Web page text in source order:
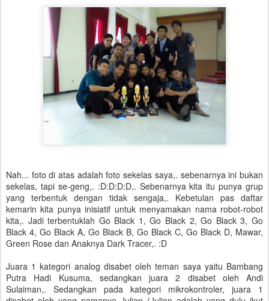
Nah... foto di atas adalah foto sekelas saya,. sebenarnya ini bukan
sekelas, tapi se-geng,. :D:D:D:D,. Sebenarnya kita itu punya grup
yang terbentuk dengan tidak sengaja,. Kebetulan pas daftar
kemarin kita punya inisiatif untuk menyamakan nama robot-robot
kita,. Jadi terbentuklah Go Black 1, Go Black 2, Go Black 3, Go
Black 4, Go Black A, Go Black B, Go Black C, Go Black D, Mawar,
Green Rose dan Anaknya Dark Tracer,. :D
Juara 1 kategori analog disabet oleh teman saya yaitu Bambang
Putra Hadi Kusuma, sedangkan juara 2 disabet oleh Andi
Sulaiman,. Sedangkan pada kategori mikrokontroler, juara 1